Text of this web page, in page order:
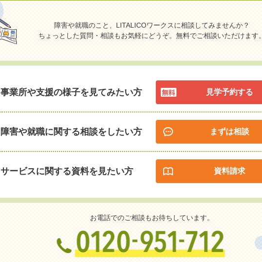
障害や就職のこと、LITALICOワークスに相談してみませんか？
ちょっとした質問・相談もお気軽にどうぞ。無料でご相談いただけます
事業所や支援の様子を見てみたい方 見学予約する
障害や就職に関する相談をしたい方 まずは相談
サービスに関する資料を見たい方 資料請求
お電話でのご相談もお待ちしています。